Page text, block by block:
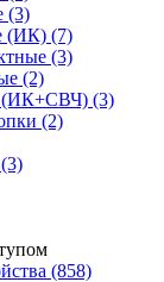
(3)
(ИК) (7)
(3)
(2)
(ИК+СВЧ) (3)
(2)
(3)
(858)